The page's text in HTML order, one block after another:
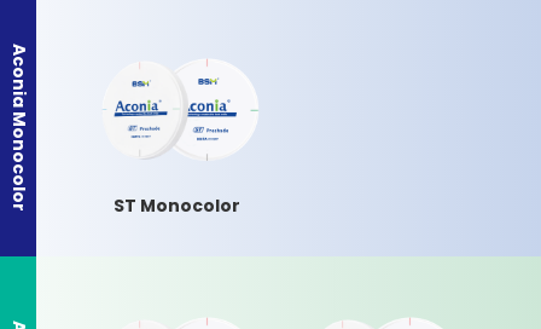
Aconia Monocolor ST Monocolor